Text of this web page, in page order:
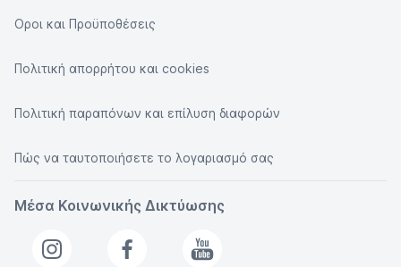
Οροι και Προϋποθέσεις
Πολιτική απορρήτου και cookies
Πολιτική παραπόνων και επίλυση διαφορών
Πώς να ταυτοποιήσετε το λογαριασμό σας
Μέσα Κοινωνικής Δικτύωσης